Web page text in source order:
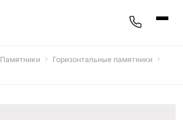
Памятники
Горизонтальные памятники